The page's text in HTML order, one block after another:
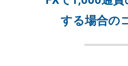
する場合の